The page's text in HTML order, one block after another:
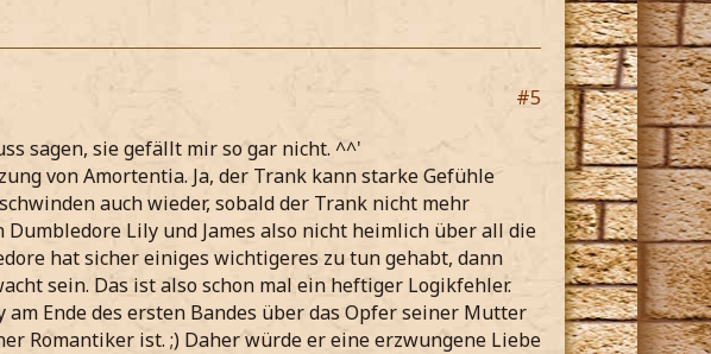
#5
sagen, sie gefällt mir so gar nicht. ^^'
von Amortentia. Ja, der Trank kann starke Gefühle
auch wieder, sobald der Trank nicht mehr
Lily und James also nicht heimlich über all die
hat sicher einiges wichtigeres zu tun gehabt, dann
sein. Das ist also schon mal ein heftiger Logikfehler.
Ende des ersten Bandes über das Opfer seiner Mutter
Romantiker ist. ;) Daher würde er eine erzwungene Liebe